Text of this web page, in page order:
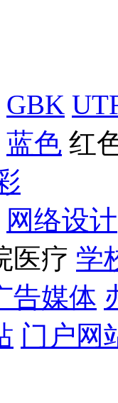
GBK
蓝色 红
网络设计
医疗 学
告媒体
门户网